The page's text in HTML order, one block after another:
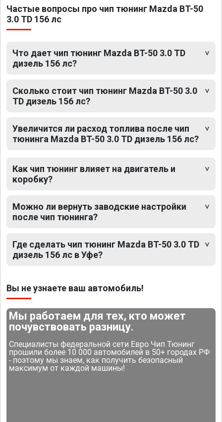
Частые вопросы про чип тюнинг Mazda BT-50
3.0 TD 156 лс
Что дает чип тюнинг Mazda BT-50 3.0 TD
дизель 156 лс?
Сколько стоит чип тюнинг Mazda BT-50 3.0
TD дизель 156 лс?
Увеличится ли расход топлива после чип
тюнинга Mazda BT-50 3.0 TD дизель 156 лс?
Как чип тюнинг влияет на двигатель и
коробку?
Можно ли вернуть заводские настройки
после чип тюнинга?
Где сделать чип тюнинг Mazda BT-50 3.0 TD
дизель 156 лс в Уфе?
Вы не узнаете ваш автомобиль!
Мы работаем для тех, кто может
почувствовать разницу.
Специалисты федеральной сети Евро Чип Тюнинг
прошили более 10 000 автомобилей в 50+ городах РФ
- поэтому мы знаем, как получить безопасный
максимум от каждой машины!